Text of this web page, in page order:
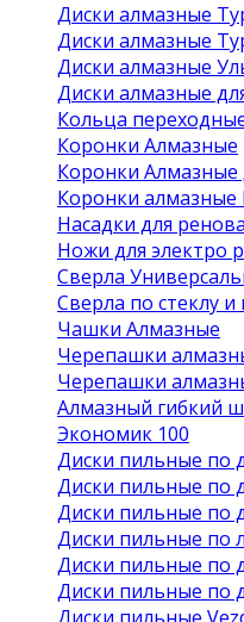
Диски алмазные
Диски алмазные
Диски алмазные
Диски алмазные
Кольца
Коронки Алмазные
Коронки
Коронки алмазные
Насадки для
Ножи для электро
Сверла
Сверла по стеклу
Чашки Алмазные
Черепашки
Черепашки
Алмазный гибкий
Экономик 100
Диски пильные по
Диски пильные по
Диски пильные по
Диски пильные по
Диски пильные по
Диски пильные по